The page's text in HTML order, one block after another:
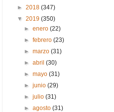
► 2018 (347)
▼ 2019 (350)
►enero(22)
►febrero(23)
►marzo(31)
►abril(30)
►mayo(31)
►junio(29)
►julio(31)
►agosto(31)